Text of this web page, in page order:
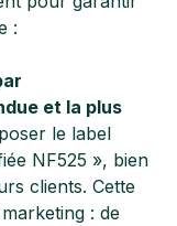
:
et la plus
le label
NF525 », bien
clients. Cette
: de